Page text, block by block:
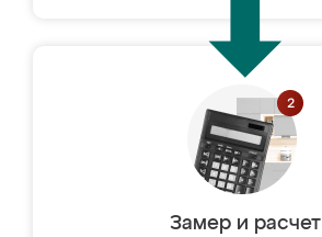
Замер и расчет